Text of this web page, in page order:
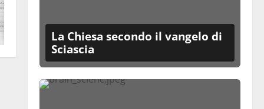
La Chiesa secondo il vangelo di
Sciascia